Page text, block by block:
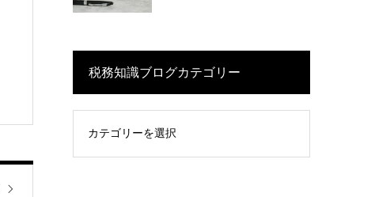
税務知識ブログカテゴリー